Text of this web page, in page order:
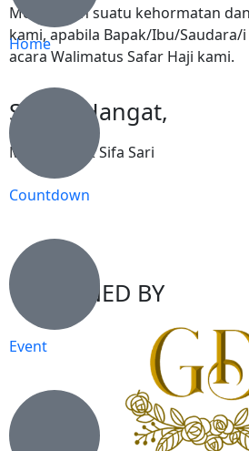
Merupakan suatu kehormatan
kami, apabila Bapak/Ibu/
acara Walimatus Safar Haji kami.
Salam Hangat,
M. Misbah & Sifa Sari
DESIGNED BY
Home
Countdown
Event